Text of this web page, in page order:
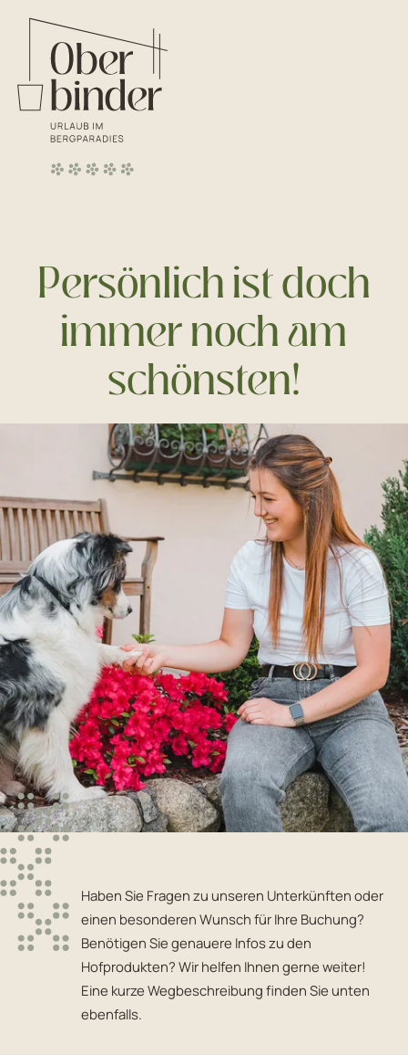
Persönlich ist doch
immer noch am
schönsten!
Haben Sie Fragen zu unseren Unterkünften oder
einen besonderen Wunsch für Ihre Buchung?
Benötigen Sie genauere Infos zu den
Hofprodukten? Wir helfen Ihnen gerne weiter!
Eine kurze Wegbeschreibung finden Sie unten
ebenfalls.